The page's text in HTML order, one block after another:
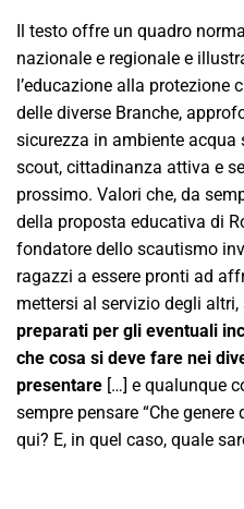
Il testo offre un quadro
nazionale e regionale e
l’educazione alla
delle diverse Branche,
sicurezza in ambiente
scout, cittadinanza attiva e
prossimo. Valori che, da
della proposta educativa di
fondatore dello scautismo
ragazzi a essere pronti ad
mettersi al servizio degli altri,
preparati per gli eventuali
che cosa si deve fare nei
presentare […] e qualunque
sempre pensare “Che
qui? E, in quel caso, quale